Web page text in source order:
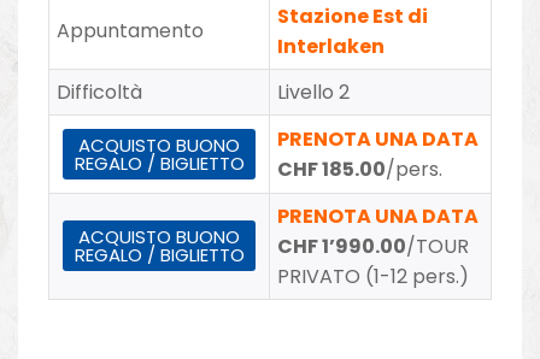
Appuntamento
Stazione Est di
Interlaken
Difficoltà
Livello 2
ACQUISTO BUONO
REGALO / BIGLIETTO
PRENOTA UNA DATA
CHF 185.00/pers.
ACQUISTO BUONO
REGALO / BIGLIETTO
PRENOTA UNA DATA
CHF 1’990.00/TOUR
PRIVATO (1-12 pers.)